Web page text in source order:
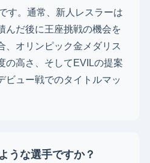
す。通常、新人レスラーは
んだ後に王座挑戦の機会を
、オリンピック金メダリス
の高さ、そしてEVILの提案
ビュー戦でのタイトルマッ
うな選手ですか？